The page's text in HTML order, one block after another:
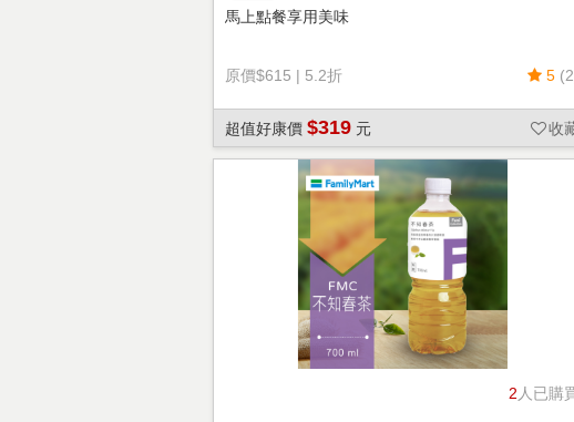
心餅皮】享樂券
馬上點餐享用美味
原價$615 | 5.2折 5
超值好康價 $319 元 收
2 人已購